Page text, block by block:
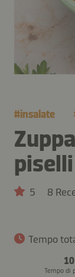
#insalate
piselli
5 8
Tempo
Tempo di